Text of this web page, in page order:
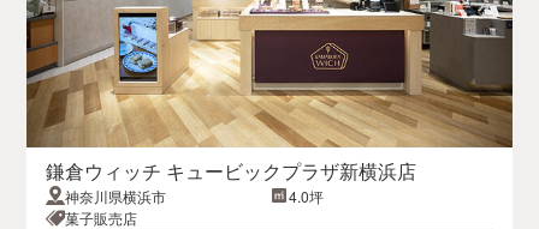
鎌倉ウィッチ キュービックプラザ新横浜店
神奈川県横浜市
4.0坪
菓子販売店